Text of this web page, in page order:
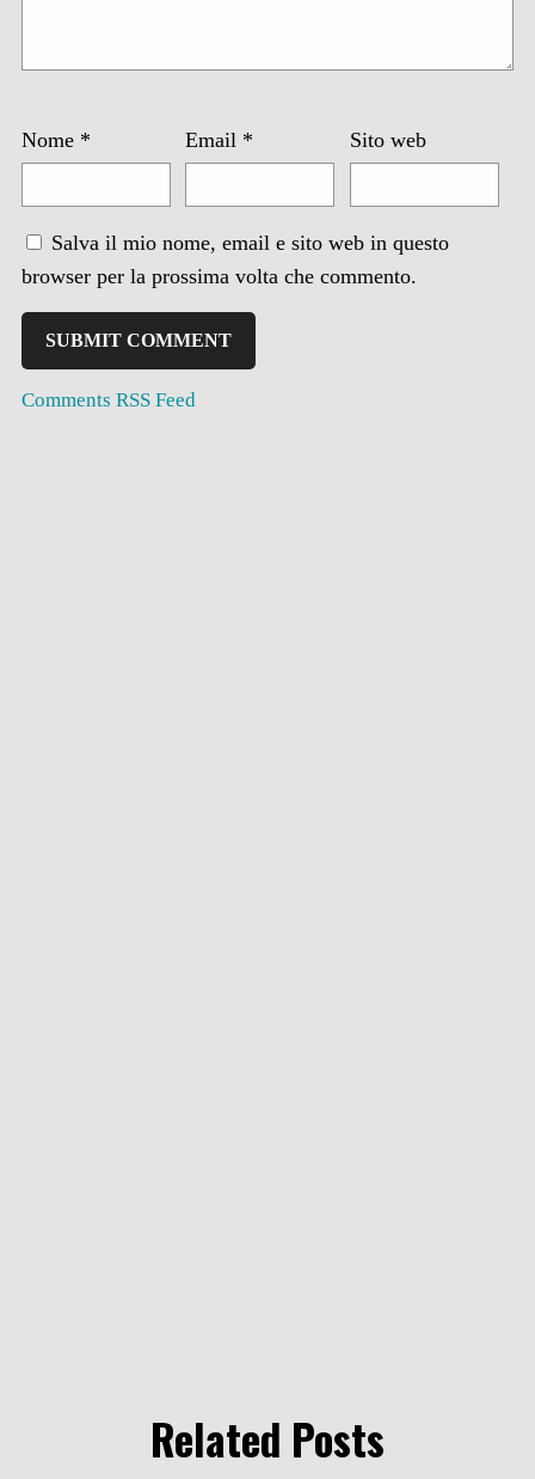
Nome * Email * Sito web
Salva il mio nome, email e sito web in questo
browser per la prossima volta che commento.
Comments RSS Feed
Related Posts